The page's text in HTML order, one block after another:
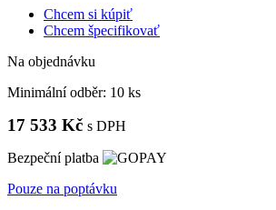
Chcem si kúpiť
Chcem špecifikovať
Na objednávku
Minimální odběr: 10 ks
17 533 Kč s DPH
Bezpeční platba
Pouze na poptávku